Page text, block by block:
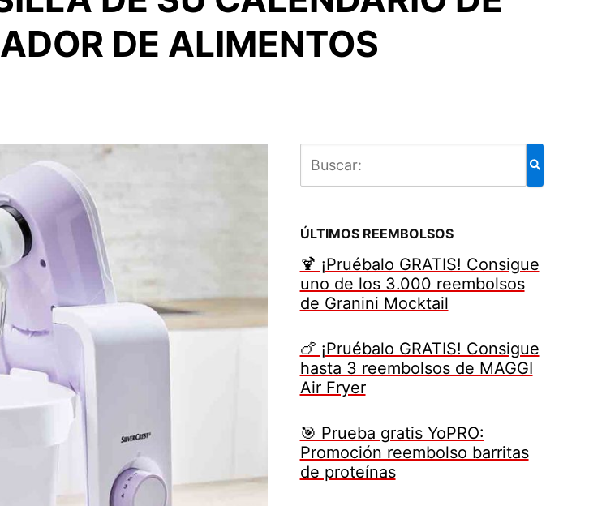
DE ALIMENTOS
ÚLTIMOS REEMBOLSOS
🍹 ¡Pruébalo GRATIS! Consigue
uno de los 3.000 reembolsos
de Granini Mocktail
🍗 ¡Pruébalo GRATIS! Consigue
hasta 3 reembolsos de MAGGI
Air Fryer
🎯 Prueba gratis YoPRO:
Promoción reembolso barritas
de proteínas